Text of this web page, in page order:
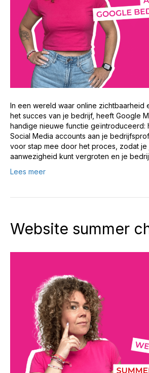
In een wereld waar online zichtbaarheid
het succes van je bedrijf, heeft Google
handige nieuwe functie geïntroduceerd:
Social Media accounts aan je
voor stap mee door het proces, zodat je
aanwezigheid kunt vergroten en je
Lees meer
Website summer